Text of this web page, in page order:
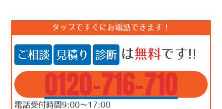
タップですぐにお電話できます！
ご相談 見積り 診断 は無料です!!
0120-716-710
電話受付時間9:00～17:00